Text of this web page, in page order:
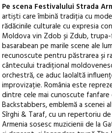
Pe scena Festivalului Strada
artiști care îmbină tradiția cu
rădăcinile culturale cu expresia
Moldova vin Zdob și Zdub,
basarabean pe marile scene ale
recunoscute pentru păstrarea și
cântecului tradițional
orchestră, ce aduc laolaltă
improvizație. România este
dintre cele mai cunoscute
Backstabbers, emblemă a scenei
Sîrghi & Taraf, cu un repertoriu
Armenia sosesc muzicienii de la